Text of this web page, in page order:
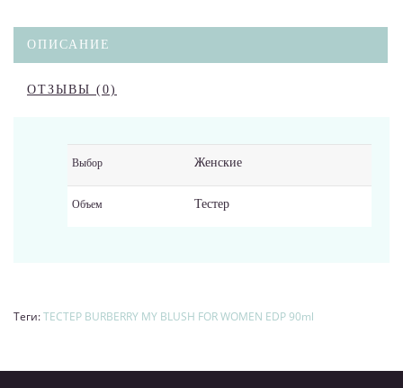
ОПИСАНИЕ
ОТЗЫВЫ (0)
Выбор Женские
Объем Тестер
Теги:ТЕСТЕР BURBERRY MY BLUSH FOR WOMEN EDP 90ml